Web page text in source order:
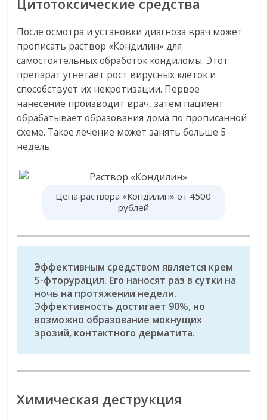
После осмотра и установки диагноза врач может
прописать раствор «Кондилин» для
самостоятельных обработок кондиломы. Этот
препарат угнетает рост вирусных клеток и
способствует их некротизации. Первое
нанесение производит врач, затем пациент
обрабатывает образования дома по прописанной
схеме. Такое лечение может занять больше 5
недель.
Цена раствора «Кондилин» от 4500
рублей
Эффективным средством является крем
5-фторурацил. Его наносят раз в сутки на
ночь на протяжении недели.
Эффективность достигает 90%, но
возможно образование мокнущих
эрозий, контактного дерматита.
Химическая деструкция